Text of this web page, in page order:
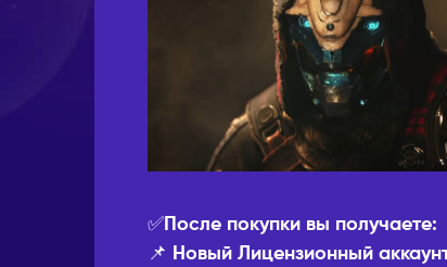
✅После покупки вы получаете:
📌 Новый Лицензионный